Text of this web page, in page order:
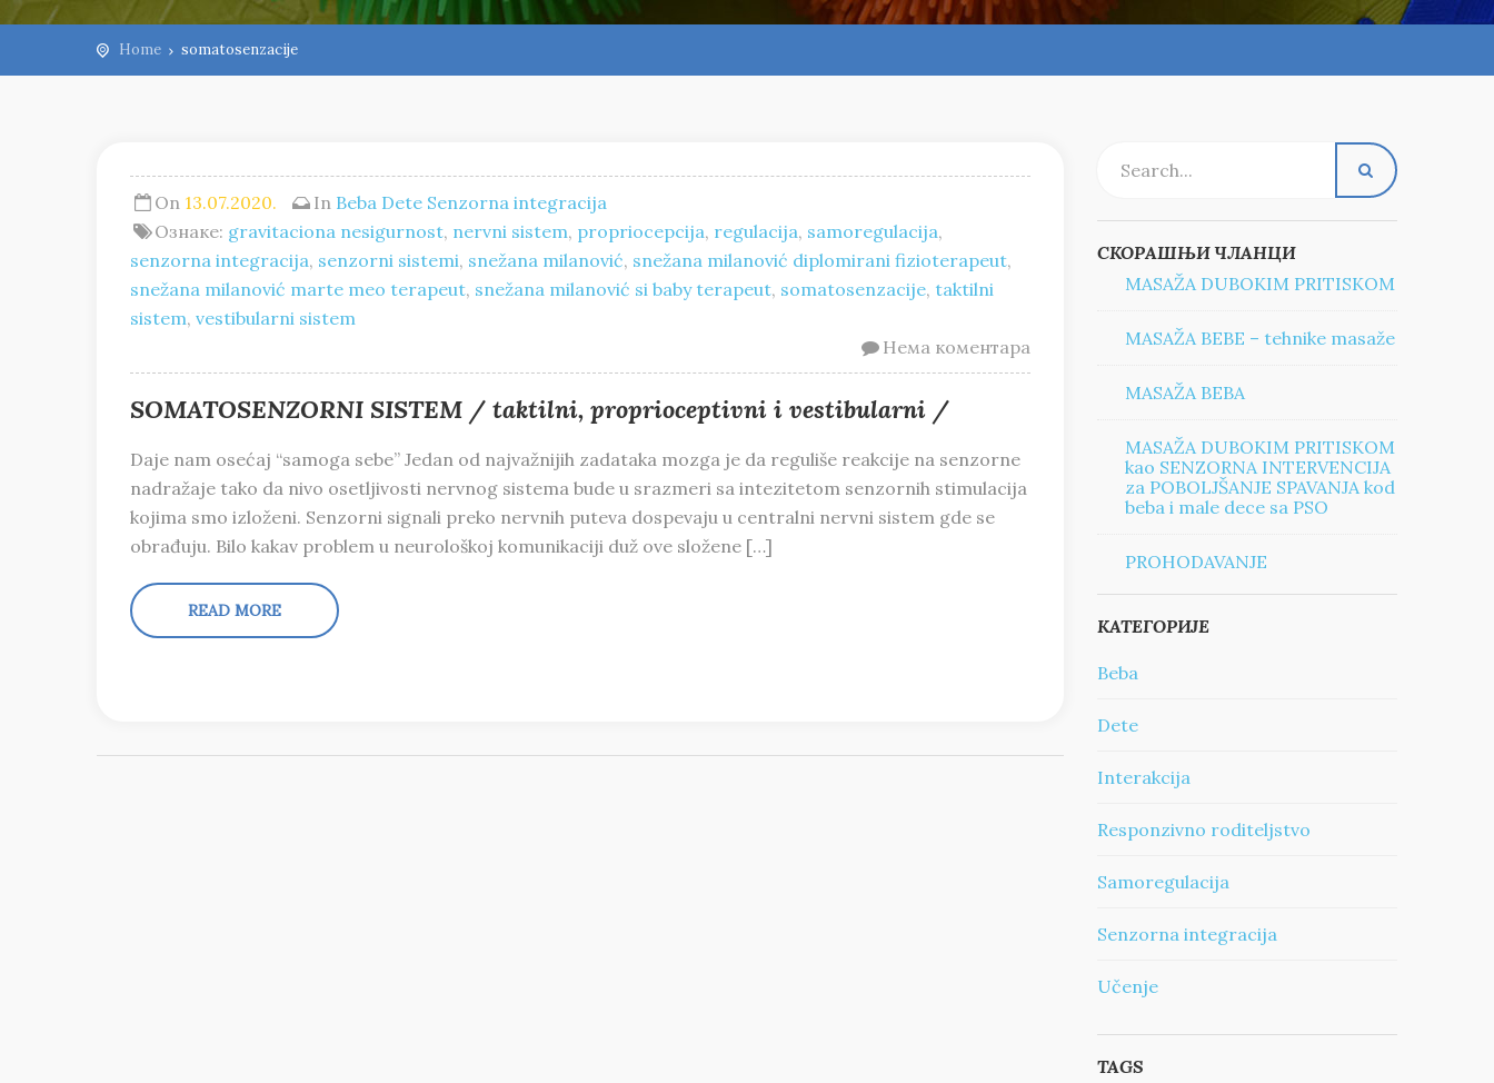
Home somatosenzacije
On 13.07.2020. In Beba Dete Senzorna integracija
Ознаке: gravitaciona nesigurnost, nervni sistem, propriocepcija, regulacija, samoregulacija,
senzorna integracija, senzorni sistemi, snežana milanović, snežana milanović diplomirani fizioterapeut,
snežana milanović marte meo terapeut, snežana milanović si baby terapeut, somatosenzacije, taktilni
sistem, vestibularni sistem
Нема коментара
SOMATOSENZORNI SISTEM / taktilni, proprioceptivni i vestibularni /
Daje nam osećaj “samoga sebe” Jedan od najvažnijih zadataka mozga je da reguliše reakcije na senzorne
nadražaje tako da nivo osetljivosti nervnog sistema bude u srazmeri sa intezitetom senzornih stimulacija
kojima smo izloženi. Senzorni signali preko nervnih puteva dospevaju u centralni nervni sistem gde se
obrađuju. Bilo kakav problem u neurološkoj komunikaciji duž ove složene […]
READ MORE
СКОРАШЊИ ЧЛАНЦИ
MASAŽA DUBOKIM PRITISKOM
MASAŽA BEBE – tehnike masaže
MASAŽA BEBA
MASAŽA DUBOKIM PRITISKOM
kao SENZORNA INTERVENCIJA
za POBOLJŠANJE SPAVANJA kod
beba i male dece sa PSO
PROHODAVANJE
КАТЕГОРИЈЕ
Beba
Dete
Interakcija
Responzivno roditeljstvo
Samoregulacija
Senzorna integracija
Učenje
TAGS